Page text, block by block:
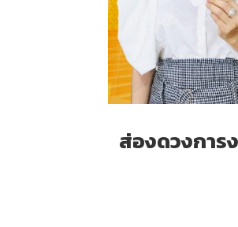
ส่องดวงการ